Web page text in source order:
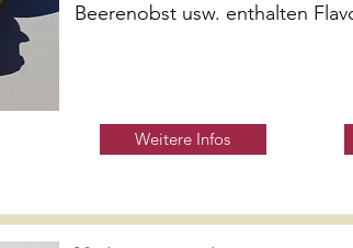
Beerenobst usw. enthalten
Weitere Infos